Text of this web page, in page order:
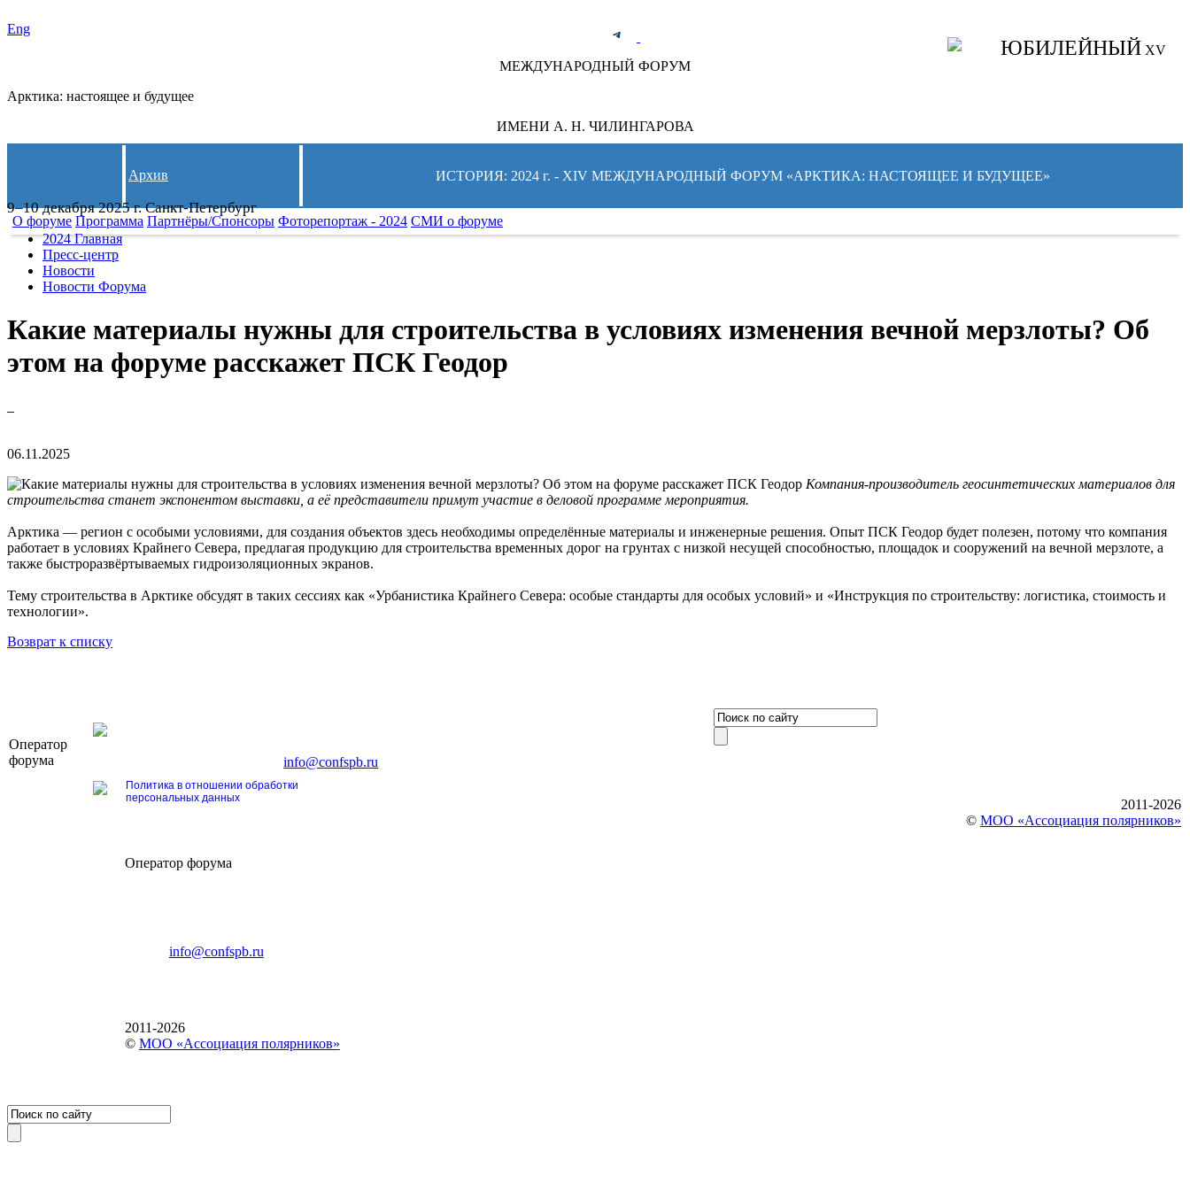
Eng
ЮБИЛЕЙНЫЙ XV
МЕЖДУНАРОДНЫЙ ФОРУМ
Арктика: настоящее и будущее
ИМЕНИ А. Н. ЧИЛИНГАРОВА
9–10 декабря 2025 г. Санкт-Петербург
Архив ИСТОРИЯ: 2024 г. - XIV МЕЖДУНАРОДНЫЙ ФОРУМ «АРКТИКА: НАСТОЯЩЕЕ И БУДУЩЕЕ»
О форуме Программа Партнёры/Спонсоры Фоторепортаж - 2024 СМИ о форуме
2024 Главная
Пресс-центр
Новости
Новости Форума
Какие материалы нужны для строительства в условиях изменения вечной мерзлоты? Об
этом на форуме расскажет ПСК Геодор
06.11.2025
Компания-производитель геосинтетических материалов для
строительства станет экспонентом выставки, а её представители примут участие в деловой программе мероприятия.
Арктика — регион с особыми условиями, для создания объектов здесь необходимы определённые материалы и инженерные решения. Опыт ПСК Геодор будет полезен, потому что компания
работает в условиях Крайнего Севера, предлагая продукцию для строительства временных дорог на грунтах с низкой несущей способностью, площадок и сооружений на вечной мерзлоте, а
также быстроразвёртываемых гидроизоляционных экранов.
Тему строительства в Арктике обсудят в таких сессиях как «Урбанистика Крайнего Севера: особые стандарты для особых условий» и «Инструкция по строительству: логистика, стоимость и
технологии».
Возврат к списку
Оператор
форума
Тел. +7 (812) 327-93-70, E-mail:info@confspb.ru
Политика в отношении обработки
персональных данных
2011-2026
© МОО «Ассоциация полярников»
Оператор форума
info@confspb.ru
2011-2026
© МОО «Ассоциация полярников»